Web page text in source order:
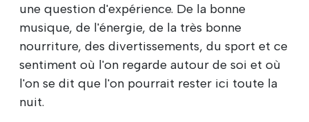
une question d'expérience. De la bonne
musique, de l'énergie, de la très bonne
nourriture, des divertissements, du sport et ce
sentiment où l'on regarde autour de soi et où
l'on se dit que l'on pourrait rester ici toute la
nuit.